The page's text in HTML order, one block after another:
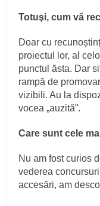
Totuşi, cum vă
Doar cu
proiectul lor, al
punctul ăsta. Dar
rampă de
vizibili. Au la
vocea „auzită”.
Care sunt cele
Nu am fost curios
vederea
accesări, am